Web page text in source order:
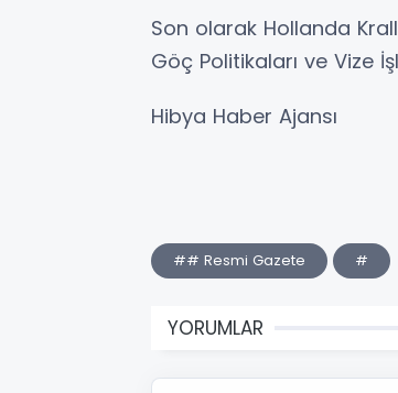
Son olarak Hollanda
Göç Politikaları ve Vize
Hibya Haber Ajansı
## Resmi Gazete #
YORUMLAR